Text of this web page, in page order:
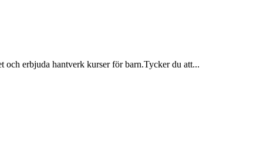
och erbjuda hantverk kurser för barn.Tycker du att...